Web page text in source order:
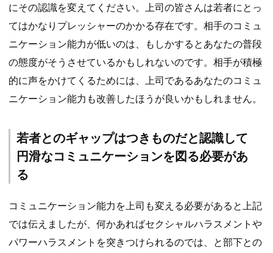
にその認識を変えてください。上司の皆さんは若者にとっ
てはかなりプレッシャーのかかる存在です。相手のコミュ
ニケーション能力が低いのは、もしかするとあなたの普段
の態度がそうさせているかもしれないのです。相手が積極
的に声をかけてくるためには、上司であるあなたのコミュ
ニケーション能力も改善したほうが良いかもしれません。
若者とのギャップはつきものだと認識して
円滑なコミュニケーションを図る必要があ
る
コミュニケーション能力を上司も変える必要があると上記
では伝えましたが、何かあればセクシャルハラスメントや
パワーハラスメントを突きつけられるのでは、と部下との